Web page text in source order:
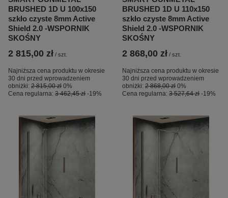
BRUSHED 1D U 100x150
szkło czyste 8mm Active
Shield 2.0 -WSPORNIK
SKOŚNY
2 815,00 zł / szt.
Najniższa cena produktu w okresie
30 dni przed wprowadzeniem
obniżki: 2 815,00 zł 0%
Cena regularna: 3 462,45 zł -19%
BRUSHED 1D U 110x150
szkło czyste 8mm Active
Shield 2.0 -WSPORNIK
SKOŚNY
2 868,00 zł / szt.
Najniższa cena produktu w okresie
30 dni przed wprowadzeniem
obniżki: 2 868,00 zł 0%
Cena regularna: 3 527,64 zł -19%